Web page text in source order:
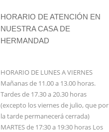
HORARIO DE ATENCIÓN EN
NUESTRA CASA DE
HERMANDAD
HORARIO DE LUNES A VIERNES
Mañanas de 11.00 a 13.00 horas.
Tardes de 17.30 a 20.30 horas
(excepto los viernes de julio, que por
la tarde permanecerá cerrada)
MARTES de 17:30 a 19:30 horas Los